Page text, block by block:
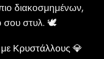
διακοσμημένων,
σου στυλ. 🕊️
Κρυστάλλους 💎